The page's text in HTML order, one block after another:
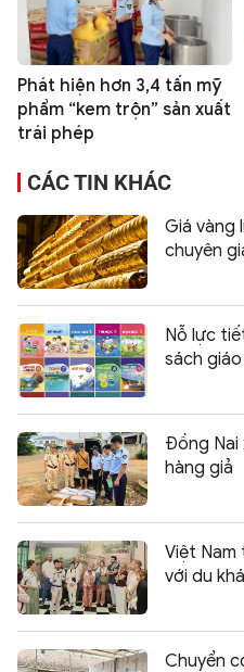
Phát hiện hơn 3,4 tấn mỹ
phẩm “kem trộn” sản xuất
trái phép
CÁC TIN KHÁC
Giá vàng
chuyên
Nỗ lực
sách
Đồng Nai
hàng giả
Việt Nam
với du
Chuyển